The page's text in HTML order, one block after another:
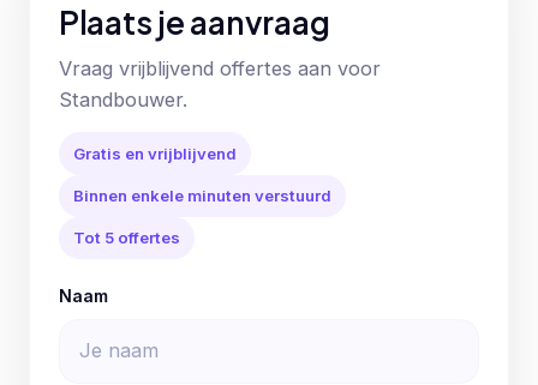
Plaats je aanvraag
Vraag vrijblijvend offertes aan voor
Standbouwer.
Gratis en vrijblijvend
Binnen enkele minuten verstuurd
Tot 5 offertes
Naam